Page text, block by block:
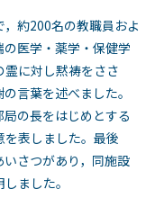
約200名の教職員およ
医学・薬学・保健学
に対し黙祷をささ
言葉を述べました。
の長をはじめとする
表しました。最後
さつがあり，同施設
ました。